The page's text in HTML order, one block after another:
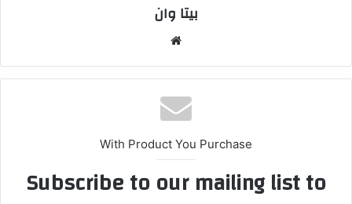
بیتا وان
With Product You Purchase
Subscribe to our mailing list to